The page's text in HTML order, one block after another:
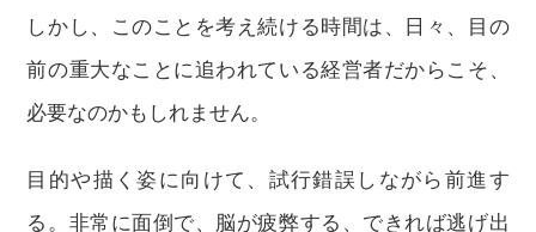
しかし、このことを考え続ける時間は、日々、目の
前の重大なことに追われている経営者だからこそ、
必要なのかもしれません。
目的や描く姿に向けて、試行錯誤しながら前進す
る。非常に面倒で、脳が疲弊する、できれば逃げ出